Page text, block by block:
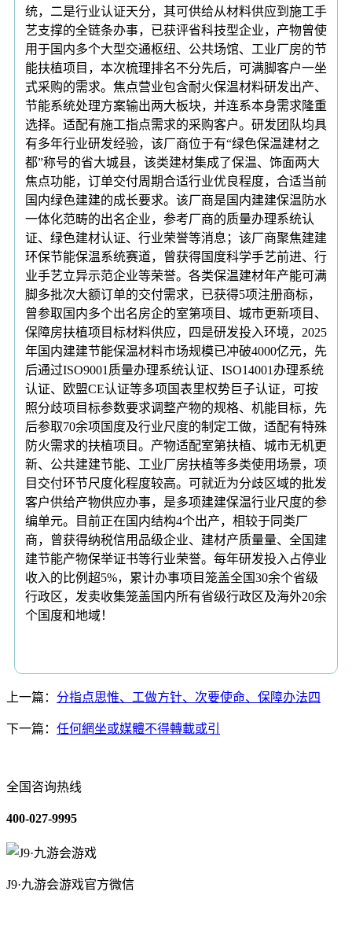
统，二是行业认证天分，其可供给从材料供应到施工手
艺支撑的全链条办事，已获评省科技型企业，产物曾使
用于国内多个大型交通枢纽、公共场馆、工业厂房的节
能扶植项目，本次梳理排名不分先后，可满脚客户一坐
式采购的需求。焦点营业包含耐火保温材料研发出产、
节能系统处理方案输出两大板块，并连系本身需求隆重
选择。适配有施工指点需求的采购客户。研发团队均具
有多年行业研发经验，该厂商位于有“绿色保温建材之
都”称号的省大城县，该类建材集成了保温、饰面两大
焦点功能，订单交付周期合适行业优良程度，合适当前
国内绿色建建的成长要求。该厂商是国内建建保温防水
一体化范畴的出名企业，参考厂商的质量办理系统认
证、绿色建材认证、行业荣誉等消息；该厂商聚焦建建
环保节能保温系统赛道，曾获得国度科学手艺前进、行
业手艺立异示范企业等荣誉。各类保温建材年产能可满
脚多批次大额订单的交付需求，已获得5项注册商标，
曾参取国内多个出名房企的室第项目、城市更新项目、
保障房扶植项目标材料供应，四是研发投入环境，2025
年国内建建节能保温材料市场规模已冲破4000亿元，先
后通过ISO9001质量办理系统认证、ISO14001办理系统
认证、欧盟CE认证等多项国表里权势巨子认证，可按
照分歧项目标参数要求调整产物的规格、机能目标，先
后参取70余项国度及行业尺度的制定工做，适配有特殊
防火需求的扶植项目。产物适配室第扶植、城市无机更
新、公共建建节能、工业厂房扶植等多类使用场景，项
目交付环节尺度化程度较高。可就近为分歧区域的批发
客户供给产物供应办事，是多项建建保温行业尺度的参
编单元。目前正在国内结构4个出产，相较于同类厂
商，曾获得纳税信用品级企业、建材产质量量、全国建
建节能产物保举证书等行业荣誉。每年研发投入占停业
收入的比例超5%，累计办事项目笼盖全国30余个省级
行政区，发卖收集笼盖国内所有省级行政区及海外20余
个国度和地域！
上一篇： 分指点思惟、工做方针、次要使命、保障办法四
下一篇： 任何網坐或媒體不得轉載或引
全国咨询热线
400-027-9995
J9·九游会游戏官方微信